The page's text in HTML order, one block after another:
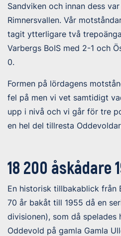
Sandviken och innan dess
Rimnersvallen. Vår
tagit ytterligare två
Varbergs BoIS med 2-1 och
0.
Formen på lördagens
fel på men vi vet samtidigt
upp i nivå och vi går för tre
en hel del tillresta
18 200 åskådare
En historisk tillbakablick från
70 år bakåt till 1955 då en
divisionen), som då spelades
Oddevold på gamla Gamla